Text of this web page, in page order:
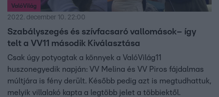
ValóVilág
2022. december 10. 22:00
Szabályszegés és szívfacsaró vallomások– így
telt a VV11 második Kiválasztása
Csak úgy potyogtak a könnyek a ValóVilág11
huszonegyedik napján: VV Melina és VV Piros fájdalmas
múltjára is fény derült. Később pedig azt is megtudhattuk,
melyik villalakó kapta a legtöbb jelet a többiektől.